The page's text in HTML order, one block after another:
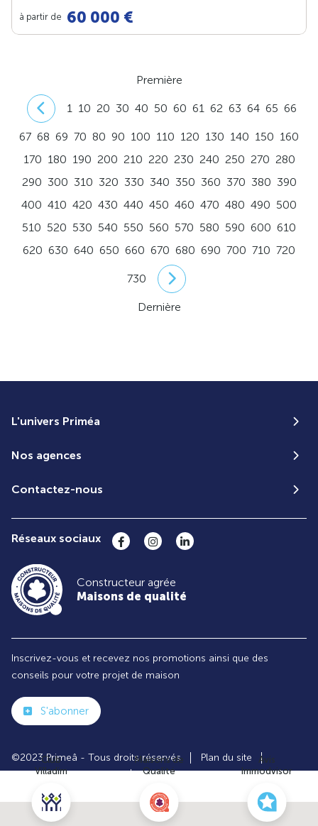
Club
Villadim
Maisons de
Qualité
Avis
Immodvisor
à partir de 60 000 €
Première
1 10 20 30 40 50 60 61 62 63 64 65 66
67 68 69 70 80 90 100 110 120 130 140 150 160
170 180 190 200 210 220 230 240 250 270 280
290 300 310 320 330 340 350 360 370 380 390
400 410 420 430 440 450 460 470 480 490 500
510 520 530 540 550 560 570 580 590 600 610
620 630 640 650 660 670 680 690 700 710 720
730
Dernière
L'univers Priméa
Nos agences
Contactez-nous
Réseaux sociaux
Constructeur agrée
Maisons de qualité
Inscrivez-vous et recevez nos promotions ainsi que des
conseils pour votre projet de maison
S'abonner
©2023 Primeâ - Tous droits réservés
Plan du site
Paramètres des cookies
Politiques de Confidentialités
Mentions légales
Recrutement
Le groupe VILLADIM